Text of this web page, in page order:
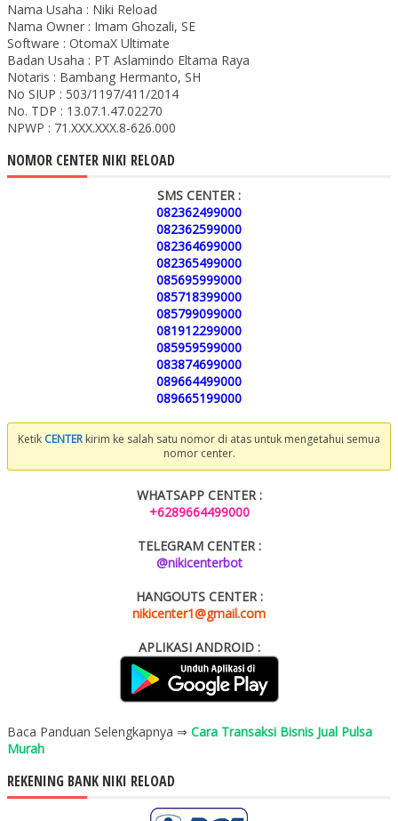
Nama Usaha : Niki Reload
Nama Owner : Imam Ghozali, SE
Software : OtomaX Ultimate
Badan Usaha : PT Aslamindo Eltama Raya
Notaris : Bambang Hermanto, SH
No SIUP : 503/1197/411/2014
No. TDP : 13.07.1.47.02270
NPWP : 71.XXX.XXX.8-626.000
NOMOR CENTER NIKI RELOAD
SMS CENTER :
082362499000
082362599000
082364699000
082365499000
085695999000
085718399000
085799099000
081912299000
085959599000
083874699000
089664499000
089665199000
Ketik CENTER kirim ke salah satu nomor di atas untuk mengetahui semua
nomor center.
WHATSAPP CENTER :
+6289664499000
TELEGRAM CENTER :
@nikicenterbot
HANGOUTS CENTER :
nikicenter1@gmail.com
APLIKASI ANDROID :
Baca Panduan Selengkapnya ⇒ Cara Transaksi Bisnis Jual Pulsa
Murah
REKENING BANK NIKI RELOAD